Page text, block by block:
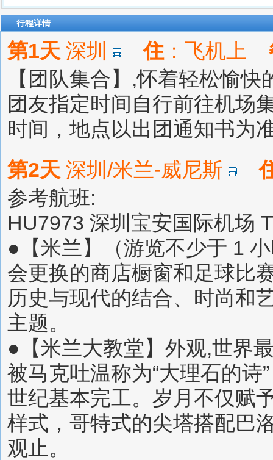
行程详情
第1天 深圳 住 ：飞机上
【团队集合】,怀着轻松愉
团友指定时间自行前往机场
时间，地点以出团通知书为
第2天 深圳/米兰-威尼斯
参考航班:
HU7973 深圳宝安国际机场
●【米兰】（游览不少于 1
会更换的商店橱窗和足球比
历史与现代的结合、时尚和
主题。
●【米兰大教堂】外观,世界
被马克吐温称为“大理石的
世纪基本完工。岁月不仅赋
样式，哥特式的尖塔搭配巴
观止。